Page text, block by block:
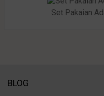
Set Pakaian
BLOG